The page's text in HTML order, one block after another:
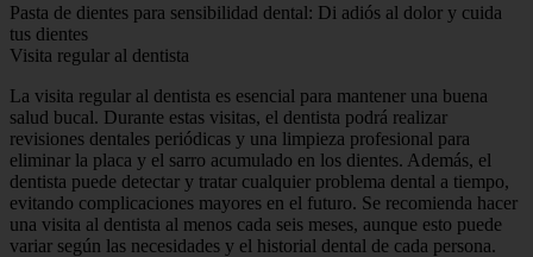
Pasta de dientes para sensibilidad dental: Di adiós al dolor y cuida
tus dientes
Visita regular al dentista
La visita regular al dentista es esencial para mantener una buena
salud bucal. Durante estas visitas, el dentista podrá realizar
revisiones dentales periódicas y una limpieza profesional para
eliminar la placa y el sarro acumulado en los dientes. Además, el
dentista puede detectar y tratar cualquier problema dental a tiempo,
evitando complicaciones mayores en el futuro. Se recomienda hacer
una visita al dentista al menos cada seis meses, aunque esto puede
variar según las necesidades y el historial dental de cada persona.